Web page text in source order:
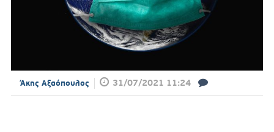
Άκης Αξαόπουλος 31/07/2021 11:24